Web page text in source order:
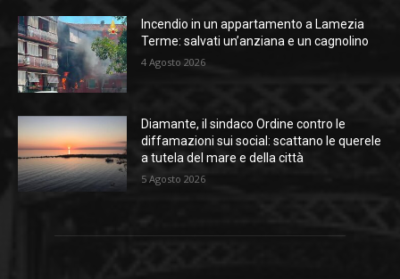
Incendio in un appartamento a Lamezia
Terme: salvati un’anziana e un cagnolino
4 Agosto 2026
Diamante, il sindaco Ordine contro le
diffamazioni sui social: scattano le querele
a tutela del mare e della città
5 Agosto 2026